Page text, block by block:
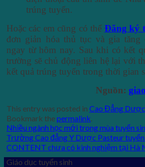
trúng tuyển.
Hoặc các em cũng có thể Đăng ký
đơn giản hóa thủ tục và gia tăng
ngay từ hôm nay. Sau khi có kết
trường sẽ chủ động liên hệ lại với
kết quả trúng tuyển trong thời gian
Nguồn:
This entry was posted in Cao Đẳng
Bookmark thepermalink.
Nhiều ngành học mới trong mùa tuyển
Trường Cao đẳng Y Dược Pasteur tuyển
CONTENT chưa có kinh nghiệm tại Hà
Giáo dục tuyển sinh